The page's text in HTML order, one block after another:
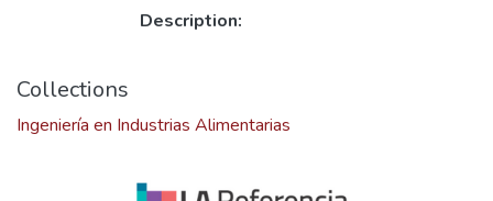
Description:
Collections
Ingeniería en Industrias Alimentarias